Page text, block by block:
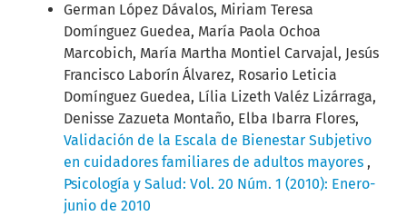
German López Dávalos, Miriam Teresa
Domínguez Guedea, María Paola Ochoa
Marcobich, María Martha Montiel Carvajal, Jesús
Francisco Laborín Álvarez, Rosario Leticia
Domínguez Guedea, Lília Lizeth Valéz Lizárraga,
Denisse Zazueta Montaño, Elba Ibarra Flores,
Validación de la Escala de Bienestar Subjetivo
en cuidadores familiares de adultos mayores ,
Psicología y Salud: Vol. 20 Núm. 1 (2010): Enero-
junio de 2010